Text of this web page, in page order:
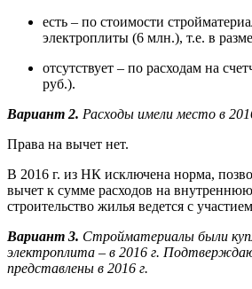
есть – по стоимости
электроплиты (6 млн.), т.е. в
отсутствует – по расходам на
руб.).
Вариант 2. Расходы имели место в
Права на вычет нет.
В 2016 г. из НК исключена норма,
вычет к сумме расходов на внутреннюю
строительство жилья ведется с
Вариант 3. Стройматериалы были
электроплита – в 2016 г.
представлены в 2016 г.